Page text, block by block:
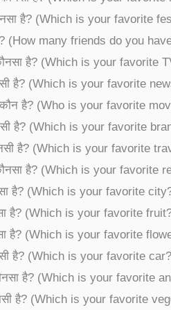
है? (Which is your favorite
(How many friends do you
है? (Which is your favorite
है? (Which is your favorite
कौन है? (Who is your favorite
है? (Which is your favorite
है? (Which is your favorite
है? (Which is your favorite
है? (Which is your favorite
है? (Which is your favorite
है? (Which is your favorite
है? (Which is your favorite
है? (Which is your favorite
है? (Which is your favorite